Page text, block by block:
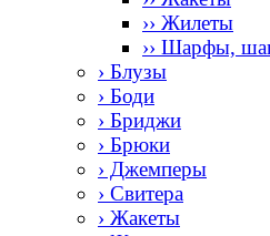
›› Жилеты
›› Шарфы,
› Блузы
› Боди
› Бриджи
› Брюки
› Джемперы
› Свитера
› Жакеты